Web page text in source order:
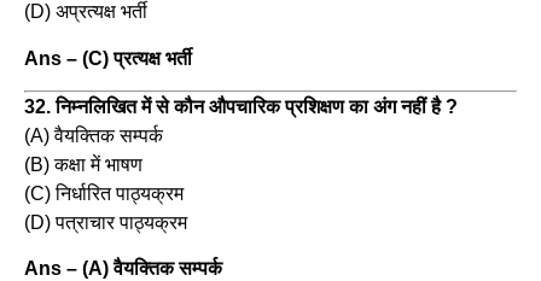
(D) अप्रत्यक्ष भर्ती
Ans – (C) प्रत्यक्ष भर्ती
32. निम्नलिखित में से कौन औपचारिक प्रशिक्षण का अंग नहीं है ?
(A) वैयक्तिक सम्पर्क
(B) कक्षा में भाषण
(C) निर्धारित पाठ्यक्रम
(D) पत्राचार पाठ्यक्रम
Ans – (A) वैयक्तिक सम्पर्क